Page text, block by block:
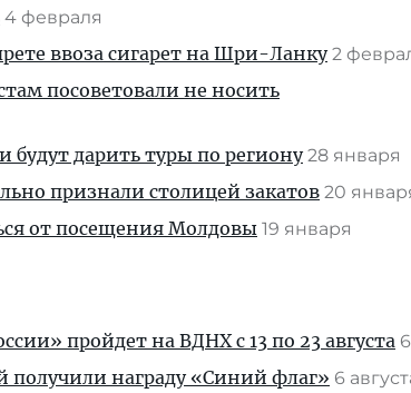
4 февраля
ввоза сигарет на Шри-Ланку 2
посоветовали не носить
дарить туры по региону 28 января
признали столицей закатов 20
от посещения Молдовы 19 января
пройдет на ВДНХ с 13 по 23 августа
получили награду «Синий флаг» 6